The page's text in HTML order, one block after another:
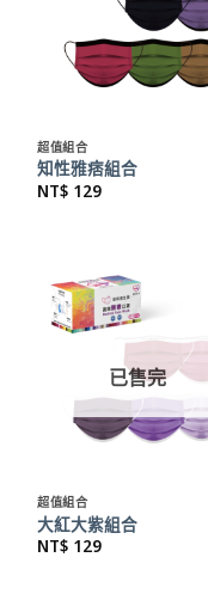
超值組合
知性雅痞組合
NT$ 129
已售完
超值組合
大紅大紫組合
NT$ 129